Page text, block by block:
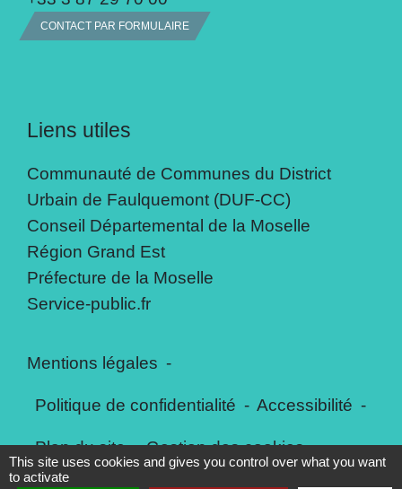
CONTACT PAR FORMULAIRE
Liens utiles
Communauté de Communes du District
Urbain de Faulquemont (DUF-CC)
Conseil Départemental de la Moselle
Région Grand Est
Préfecture de la Moselle
Service-public.fr
Mentions légales -
Politique de confidentialité - Accessibilité -
Plan du site - Gestion des cookies
This site uses cookies and gives you control over what you want
to activate